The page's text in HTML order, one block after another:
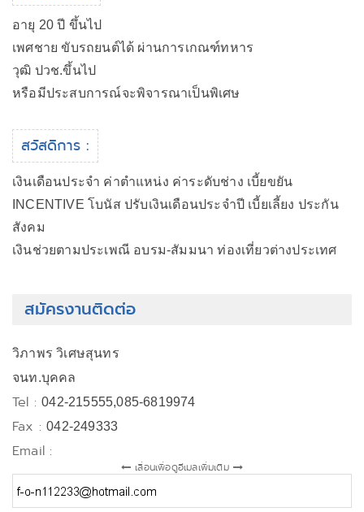
อายุ 20 ปี ขึ้นไป
เพศชาย ขับรถยนต์ได้ ผ่านการเกณฑ์ทหาร
วุฒิ ปวช.ขึ้นไป
หรือมีประสบการณ์จะพิจารณาเป็นพิเศษ
สวัสดิการ :
เงินเดือนประจำ ค่าตำแหน่ง ค่าระดับช่าง เบี้ยขยัน
INCENTIVE โบนัส ปรับเงินเดือนประจำปี เบี้ยเลี้ยง ประกัน
สังคม
เงินช่วยตามประเพณี อบรม-สัมมนา ท่องเที่ยวต่างประเทศ
สมัครงานติดต่อ
วิภาพร วิเศษสุนทร
จนท.บุคคล
Tel :042-215555,085-6819974
Fax :042-249333
Email :
เลื่อนเพื่อดูอีเมลเพิ่มเติม